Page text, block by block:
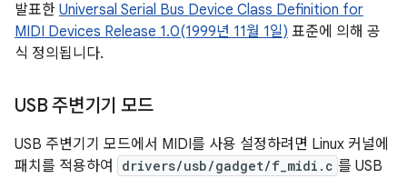
발표한 Universal Serial Bus Device Class Definition for
MIDI Devices Release 1.0(1999년 11월 1일) 표준에 의해 공
식 정의됩니다.
USB 주변기기 모드
USB 주변기기 모드에서 MIDI를 사용 설정하려면 Linux 커널에
패치를 적용하여
drivers/usb/gadget/f_midi.c 를 USB